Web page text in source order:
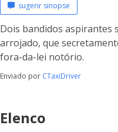
sugerir sinopse
Dois bandidos aspirantes
arrojado, que
fora-da-lei notório.
Enviado por CTaxiDriver
Elenco